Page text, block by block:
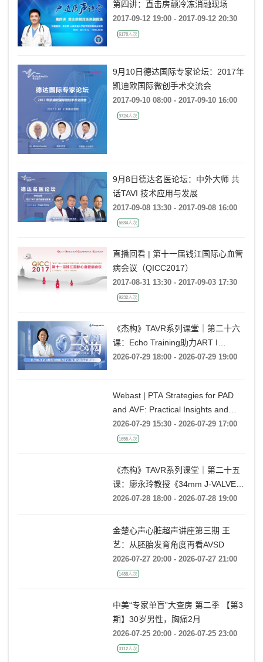
第四讲：直击房颤冷冻消融现场
2017-09-12 19:00 - 2017-09-12 20:30
6178人次
9月10日德达国际专家论坛：2017年
凯迪欧国际微创手术交流会
2017-09-10 08:00 - 2017-09-10 16:00
9724人次
9月8日德达名医论坛：中外大师 共
话TAVI 技术应用与发展
2017-09-08 13:30 - 2017-09-08 16:00
5584人次
直播回看 | 第十一届钱江国际心血管
病会议（QICC2017）
2017-08-31 13:30 - 2017-09-03 17:30
9232人次
《杰构》TAVR系列课堂｜第二十六
课：Echo Training助力ART I
Rebecca T. Hahn教授《第二期-主动
2026-07-29 18:00 - 2026-07-29 19:00
Webast | PTA Strategies for PAD
and AVF: Practical Insights and
Techniques
2026-07-29 15:30 - 2026-07-29 17:00
1655人次
《杰构》TAVR系列课堂｜第二十五
课：廖永玲教授《34mm J-VALVE
TF 治疗超大瓣环AR的实战经验》
2026-07-28 18:00 - 2026-07-28 19:00